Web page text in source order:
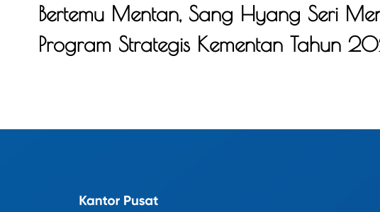
Bertemu Mentan, Sang Hyang Seri
Program Strategis Kementan Tahun